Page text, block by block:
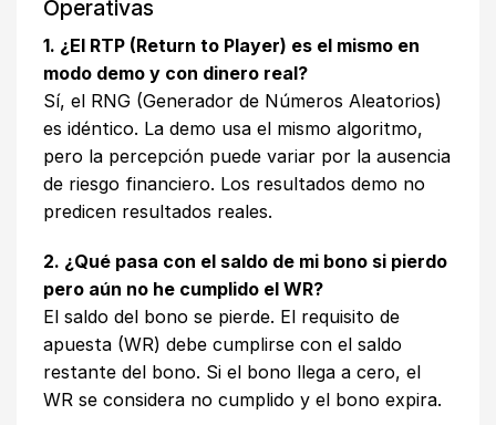
Operativas
1. ¿El RTP (Return to Player) es el mismo en
modo demo y con dinero real?
Sí, el RNG (Generador de Números Aleatorios)
es idéntico. La demo usa el mismo algoritmo,
pero la percepción puede variar por la ausencia
de riesgo financiero. Los resultados demo no
predicen resultados reales.
2. ¿Qué pasa con el saldo de mi bono si pierdo
pero aún no he cumplido el WR?
El saldo del bono se pierde. El requisito de
apuesta (WR) debe cumplirse con el saldo
restante del bono. Si el bono llega a cero, el
WR se considera no cumplido y el bono expira.